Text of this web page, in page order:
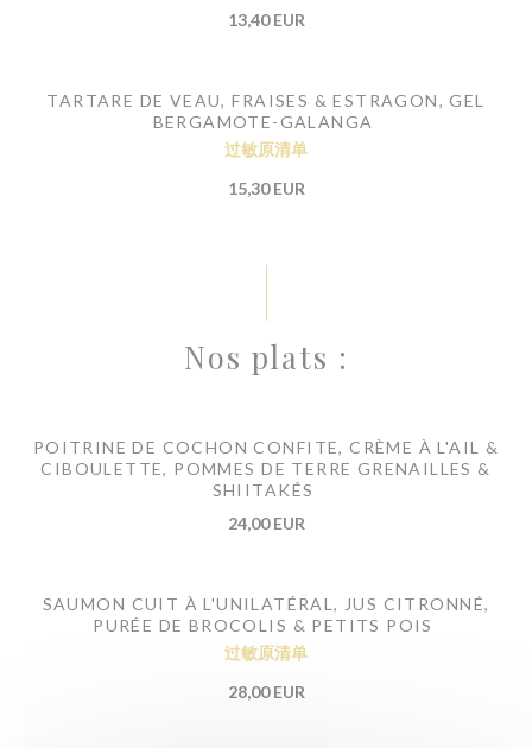
13,40 EUR
TARTARE DE VEAU, FRAISES & ESTRAGON, GEL
BERGAMOTE-GALANGA
过敏原清单
15,30 EUR
Nos plats :
POITRINE DE COCHON CONFITE, CRÈME À L'AIL &
CIBOULETTE, POMMES DE TERRE GRENAILLES &
SHIITAKÉS
24,00 EUR
SAUMON CUIT À L'UNILATÉRAL, JUS CITRONNÉ,
PURÉE DE BROCOLIS & PETITS POIS
过敏原清单
28,00 EUR